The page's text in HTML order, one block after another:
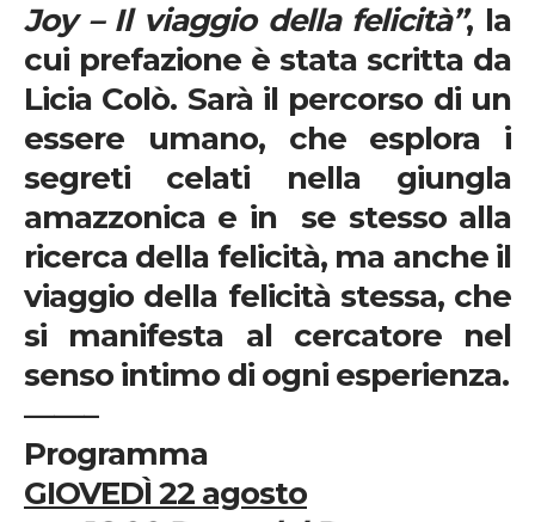
Joy – Il viaggio della felicità”, la
cui prefazione è stata scritta da
Licia Colò. Sarà il percorso di un
essere umano, che esplora i
segreti celati nella giungla
amazzonica e in se stesso alla
ricerca della felicità, ma anche il
viaggio della felicità stessa, che
si manifesta al cercatore nel
senso intimo di ogni esperienza.
——–
Programma
GIOVEDÌ 22 agosto